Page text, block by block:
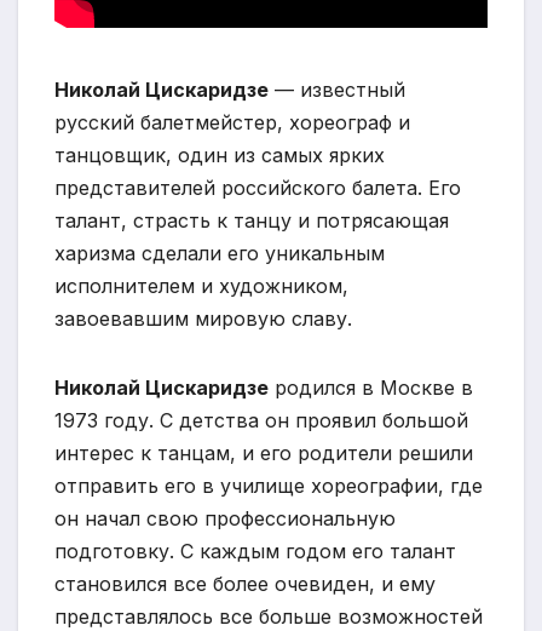
Николай Цискаридзе — известный
русский балетмейстер, хореограф и
танцовщик, один из самых ярких
представителей российского балета. Его
талант, страсть к танцу и потрясающая
харизма сделали его уникальным
исполнителем и художником,
завоевавшим мировую славу.
Николай Цискаридзе родился в Москве в
1973 году. С детства он проявил большой
интерес к танцам, и его родители решили
отправить его в училище хореографии, где
он начал свою профессиональную
подготовку. С каждым годом его талант
становился все более очевиден, и ему
представлялось все больше возможностей